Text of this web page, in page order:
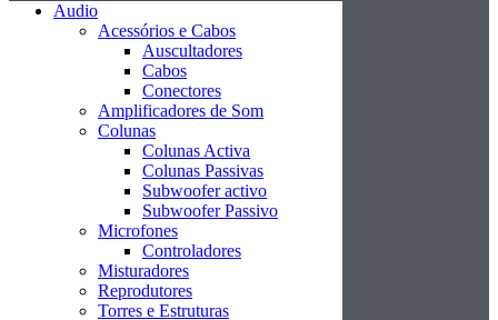
Audio
Acessórios e Cabos
Auscultadores
Cabos
Conectores
Amplificadores de Som
Colunas
Colunas Activa
Colunas Passivas
Subwoofer activo
Subwoofer Passivo
Microfones
Controladores
Misturadores
Reprodutores
Torres e Estruturas